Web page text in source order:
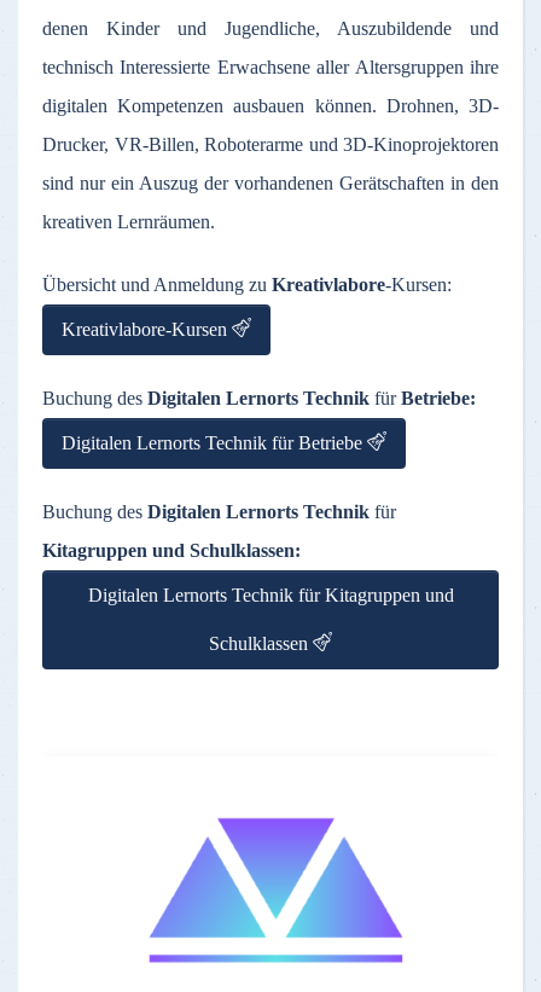
denen Kinder und Jugendliche, Auszubildende und
technisch Interessierte Erwachsene aller Altersgruppen ihre
digitalen Kompetenzen ausbauen können. Drohnen, 3D-
Drucker, VR-Billen, Roboterarme und 3D-Kinoprojektoren
sind nur ein Auszug der vorhandenen Gerätschaften in den
kreativen Lernräumen.
Übersicht und Anmeldung zu Kreativlabore-Kursen:
Kreativlabore-Kursen
Buchung des Digitalen Lernorts Technik fürBetriebe:
Digitalen Lernorts Technik für Betriebe
Buchung des Digitalen Lernorts Technik für
Kitagruppen und Schulklassen:
Digitalen Lernorts Technik für Kitagruppen und
Schulklassen